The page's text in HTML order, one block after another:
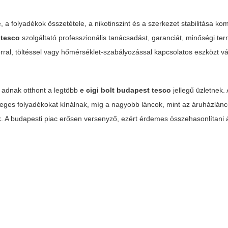
folyadékok összetétele, a nikotinszint és a szerkezet stabilitása
szolgáltató professzionális tanácsadást, garanciát, minőségi
töltéssel vagy hőmérséklet-szabályozással kapcsolatos eszközt
adnak otthont a legtöbbe cigi bolt budapest tesco jellegű üzletnek.
folyadékokat kínálnak, míg a nagyobb láncok, mint az
budapesti piac erősen versenyző, ezért érdemes összehasonlítani